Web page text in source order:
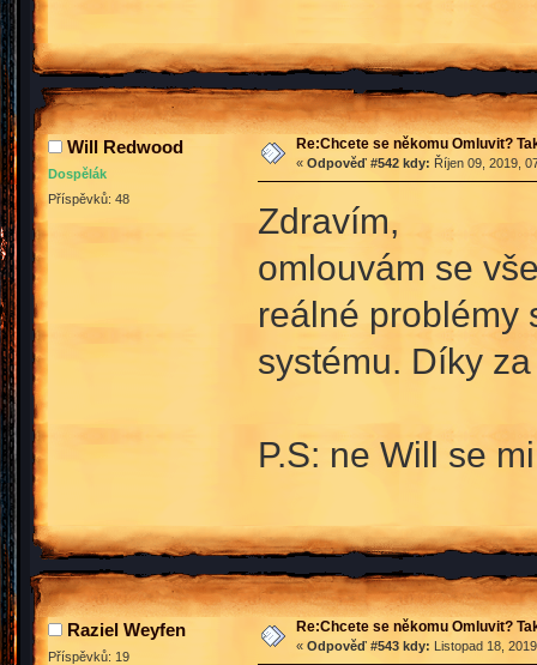
Will Redwood
Dospělák
Příspěvků: 48
Re:Chcete se někomu Omluvit?
« Odpověď #542 kdy: Říjen 09, 2019,
Zdravím,
omlouvám se
reálné problémy
systému. Díky
P.S: ne Will se
Raziel Weyfen
Příspěvků: 19
Re:Chcete se někomu Omluvit?
« Odpověď #543 kdy: Listopad 18,